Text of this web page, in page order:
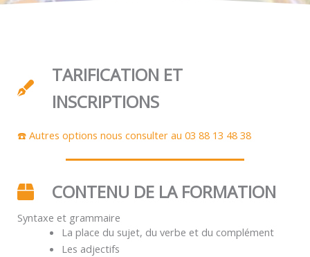
TARIFICATION ET
INSCRIPTIONS
☎️ Autres options nous consulter au 03 88 13 48 38
CONTENU DE LA FORMATION
Syntaxe et grammaire
La place du sujet, du verbe et du complément
Les adjectifs